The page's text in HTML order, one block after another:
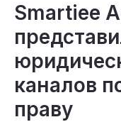
Smartiee
каналов
праву